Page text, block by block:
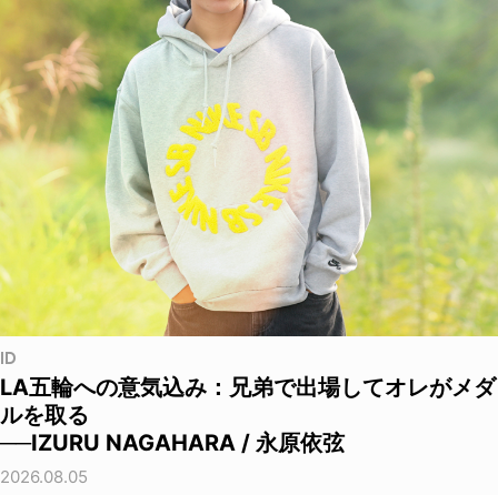
ID
LA五輪への意気込み：兄弟で出場してオレがメダ
ルを取る
──IZURU NAGAHARA / 永原依弦
2026.08.05